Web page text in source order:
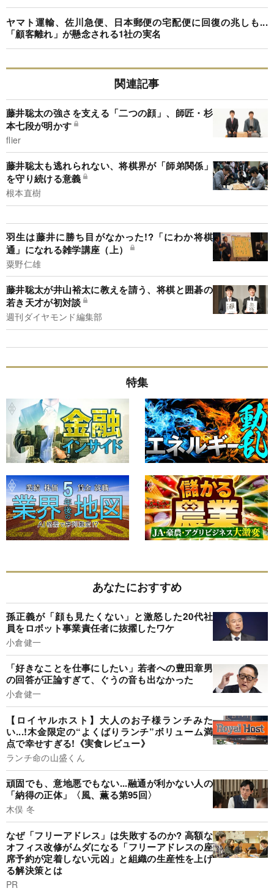
ヤマト運輸、佐川急便、日本郵便の宅配便に回復の兆しも...
「顧客離れ」が懸念される1社の実名
関連記事
藤井聡太の強さを支える「二つの顔」、師匠・杉
本七段が明かす
flier
藤井聡太も逃れられない、将棋界が「師弟関係」
を守り続ける意義
根本直樹
羽生は藤井に勝ち目がなかった!?「にわか将棋
通」になれる雑学講座（上）
粟野仁雄
藤井聡太が井山裕太に教えを請う、将棋と囲碁の
若き天才が初対談
週刊ダイヤモンド編集部
特集
あなたにおすすめ
孫正義が「顔も見たくない」と激怒した20代社
員をロボット事業責任者に抜擢したワケ
小倉健一
「好きなことを仕事にしたい」若者への豊田章男
の回答が正論すぎて、ぐうの音も出なかった
小倉健一
【ロイヤルホスト】大人のお子様ランチみた
い...!木金限定の“よくばりランチ”ボリューム満
点で幸せすぎる!《実食レビュー》
ランチ命の山盛くん
頑固でも、意地悪でもない...融通が利かない人の
「納得の正体」〈風、薫る第95回〉
木俣 冬
なぜ「フリーアドレス」は失敗するのか? 高額な
オフィス改修がムダになる「フリーアドレスの座
席予約が定着しない元凶」と組織の生産性を上げ
る解決策とは
PR